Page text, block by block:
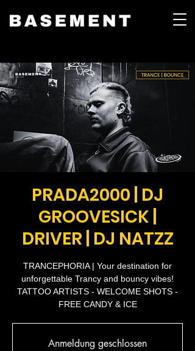
PRADA2000 | DJ
GROOVESICK |
DRIVER | DJ NATZZ
TRANCEPHORIA | Your destination for
unforgettable Trancy and bouncy vibes!
TATTOO ARTISTS - WELCOME SHOTS -
FREE CANDY & ICE
Anmeldung geschlossen